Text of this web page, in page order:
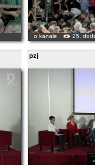
o kanale 25,
pzj